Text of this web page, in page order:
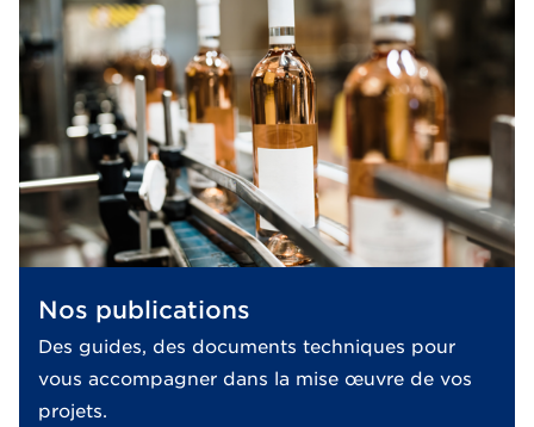
Nos publications
Des guides, des documents techniques pour
vous accompagner dans la mise œuvre de vos
projets.